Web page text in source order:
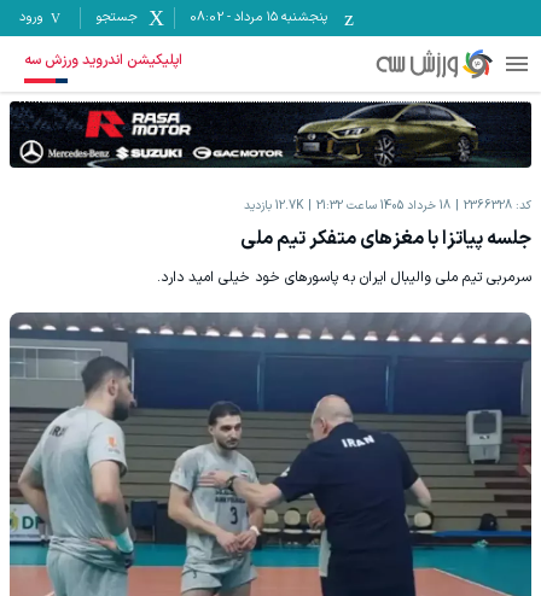
پنجشنبه ۱۵ مرداد -
08:02 جستجو ورود
اپلیکیشن اندروید ورزش سه
کد: 2366328 18 خرداد 1405 ساعت 21:32 12.7K بازدید
جلسه پیاتزا با مغزهای متفکر تیم ملی
سرمربی تیم ملی والیبال ایران به پاسورهای خود خیلی امید دارد.